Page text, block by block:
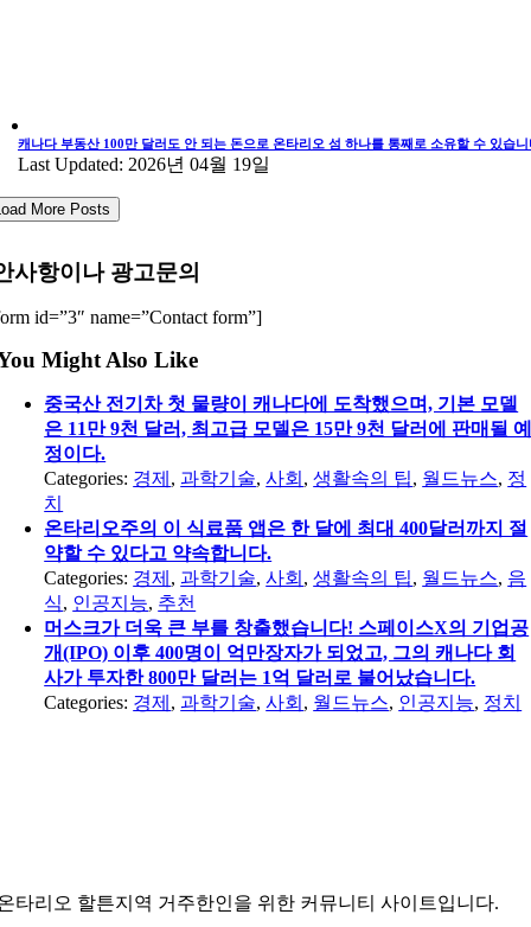
캐나다 부동산 100만 달러도 안 되는 돈으로 온타리오 섬 하나를 통째로 소유할 수 있습니
Last Updated: 2026년 04월 19일
More Posts
사항이나 광고문의
id=”3″ name=”Contact form”]
Might Also Like
중국산 전기차 첫 물량이 캐나다에 도착했으며, 기본 모델
은 11만 9천 달러, 최고급 모델은 15만 9천 달러에 판매될
정이다.
Categories: 경제 ,과학기술,사회 ,생활속의 팁, 월드뉴스, 정
치
온타리오주의 이 식료품 앱은 한 달에 최대 400달러까지 절
약할 수 있다고 약속합니다.
Categories: 경제 ,과학기술,사회 ,생활속의 팁, 월드뉴스, 음
식, 인공지능, 추천
머스크가 더욱 큰 부를 창출했습니다! 스페이스X의 기업공
개(IPO) 이후 400명이 억만장자가 되었고, 그의 캐나다 회
사가 투자한 800만 달러는 1억 달러로 불어났습니다.
Categories: 경제 ,과학기술,사회 , 월드뉴스, 인공지능, 정치
타리오 할튼지역 거주한인을 위한 커뮤니티 사이트입니다.